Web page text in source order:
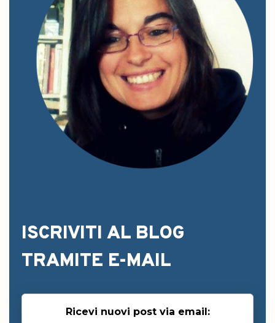
ISCRIVITI AL BLOG
TRAMITE E-MAIL
Ricevi nuovi post via email: